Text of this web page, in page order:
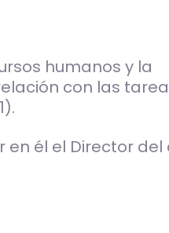
humanos y la
con las
él el Director del